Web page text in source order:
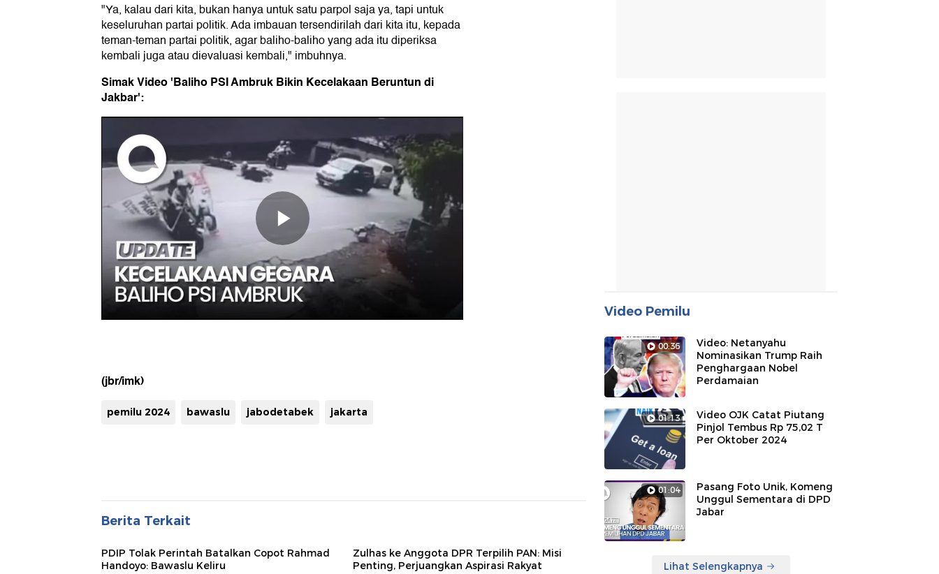
"Ya, kalau dari kita, bukan hanya untuk satu parpol saja ya, tapi untuk
keseluruhan partai politik. Ada imbauan tersendirilah dari kita itu, kepada
teman-teman partai politik, agar baliho-baliho yang ada itu diperiksa
kembali juga atau dievaluasi kembali," imbuhnya.
Simak Video 'Baliho PSI Ambruk Bikin Kecelakaan Beruntun di
Jakbar':
(jbr/imk)
pemilu 2024 bawaslu jabodetabek jakarta
Berita Terkait
PDIP Tolak Perintah Batalkan Copot Rahmad
Handoyo: Bawaslu Keliru
Zulhas ke Anggota DPR Terpilih PAN: Misi
Penting, Perjuangkan Aspirasi Rakyat
Video Pemilu
00:36
Video: Netanyahu
Nominasikan Trump Raih
Penghargaan Nobel
Perdamaian
01:13
Video OJK Catat Piutang
Pinjol Tembus Rp 75,02 T
Per Oktober 2024
01:04
Pasang Foto Unik, Komeng
Unggul Sementara di DPD
Jabar
Lihat Selengkapnya